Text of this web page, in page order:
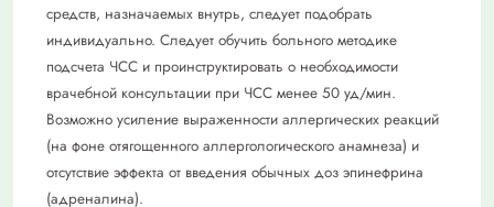
средств, назначаемых внутрь, следует подобрать
индивидуально. Следует обучить больного методике
подсчета ЧСС и проинструктировать о необходимости
врачебной консультации при ЧСС менее 50 уд/мин.
Возможно усиление выраженности аллергических реакций
(на фоне отягощенного аллергологического анамнеза) и
отсутствие эффекта от введения обычных доз эпинефрина
(адреналина).